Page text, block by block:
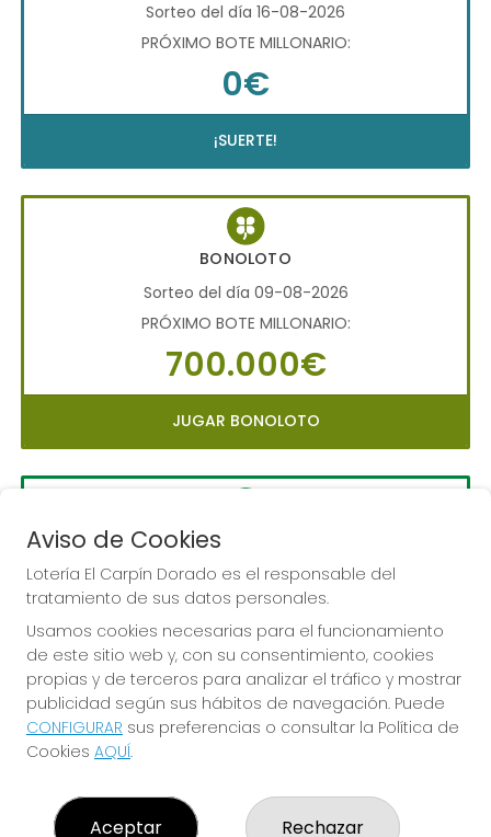
Sorteo del día 16-08-2026
PRÓXIMO BOTE MILLONARIO:
0€
¡SUERTE!
BONOLOTO
Sorteo del día 09-08-2026
PRÓXIMO BOTE MILLONARIO:
700.000€
JUGAR BONOLOTO
LA PRIMITIVA
Sorteo del día 10-08-2026
PRÓXIMO BOTE MILLONARIO:
56.000.000€
JUGAR LA PRIMITIVA
Aviso de Cookies
Lotería El Carpín Dorado es el responsable del
tratamiento de sus datos personales.
Usamos cookies necesarias para el funcionamiento
de este sitio web y, con su consentimiento, cookies
propias y de terceros para analizar el tráfico y mostrar
publicidad según sus hábitos de navegación. Puede
CONFIGURAR sus preferencias o consultar la Política de
Cookies AQUÍ.
Aceptar Rechazar